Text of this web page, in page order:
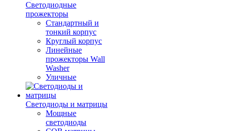
Светодиодные
прожекторы
Стандартный и
тонкий корпус
Круглый корпус
Линейные
прожекторы Wall
Washer
Уличные
Светодиоды и матрицы
Мощные
светодиоды